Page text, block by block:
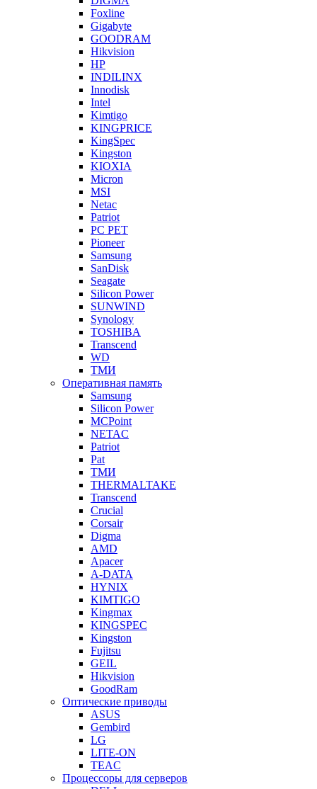
Foxline
Gigabyte
GOODRAM
Hikvision
HP
INDILINX
Innodisk
Intel
Kimtigo
KINGPRICE
KingSpec
Kingston
KIOXIA
Micron
MSI
Netac
Patriot
PC PET
Pioneer
Samsung
SanDisk
Seagate
Silicon Power
SUNWIND
Synology
TOSHIBA
Transcend
WD
ТМИ
Оперативная память
Samsung
Silicon Power
MCPoint
NETAC
Patriot
Pat
ТМИ
THERMALTAKE
Transcend
Crucial
Corsair
Digma
AMD
Apacer
A-DATA
HYNIX
KIMTIGO
Kingmax
KINGSPEC
Kingston
Fujitsu
GEIL
Hikvision
GoodRam
Оптические приводы
ASUS
Gembird
LG
LITE-ON
TEAC
Процессоры для серверов